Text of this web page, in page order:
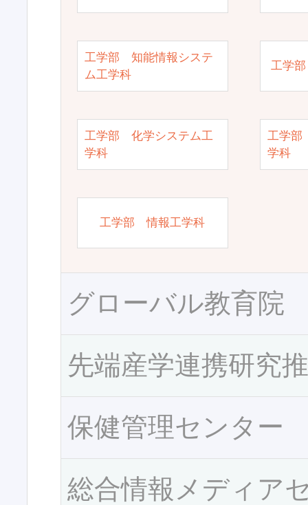
工学部 知能情報システ
ム工学科
工学
工学部 化学システム工
学科
工学部
学科
工学部 情報工学科
グローバル教育院
先端産学連携研究
保健管理センター
総合情報メディア